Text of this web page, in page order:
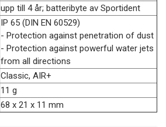
upp till 4 år; batteribyte av Sportident
IP 65 (DIN EN 60529)
- Protection against penetration of dust
- Protection against powerful water jets
from all directions
Classic, AIR+
11 g
68 x 21 x 11 mm